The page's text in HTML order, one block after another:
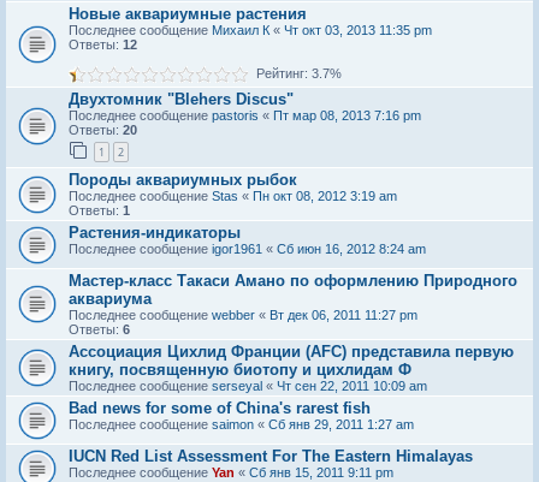
Новые аквариумные растения
Последнее сообщение Михаил К « Чт окт 03, 2013 11:35 pm
Ответы: 12
Рейтинг: 3.7%
Двухтомник "Blehers Discus"
Последнее сообщение pastoris « Пт мар 08, 2013 7:16 pm
Ответы: 20
1 2
Породы аквариумных рыбок
Последнее сообщение Stas « Пн окт 08, 2012 3:19 am
Ответы: 1
Растения-индикаторы
Последнее сообщение igor1961 « Сб июн 16, 2012 8:24 am
Мастер-класс Такаси Амано по оформлению Природного
аквариума
Последнее сообщение webber « Вт дек 06, 2011 11:27 pm
Ответы: 6
Ассоциация Цихлид Франции (AFC) представила первую
книгу, посвященную биотопу и цихлидам Ф
Последнее сообщение serseyal « Чт сен 22, 2011 10:09 am
Bad news for some of China's rarest fish
Последнее сообщение saimon « Сб янв 29, 2011 1:27 am
IUCN Red List Assessment For The Eastern Himalayas
Последнее сообщение Yan « Сб янв 15, 2011 9:11 pm